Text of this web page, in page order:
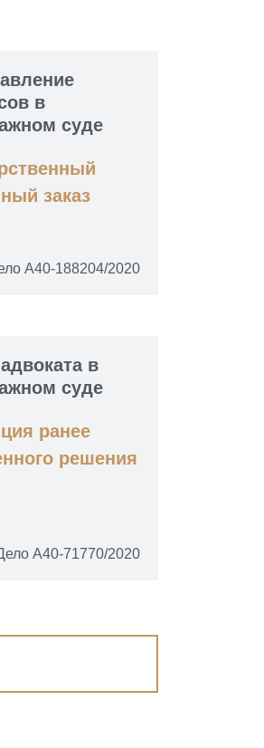
в
суде
заказ
А40-188204/2020
в
суде
ранее
решения
А40-71770/2020